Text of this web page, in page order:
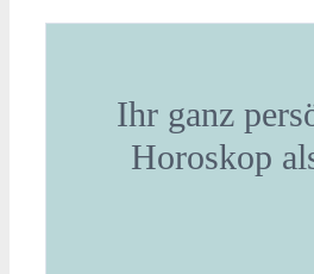
Ihr ganz
Horoskop